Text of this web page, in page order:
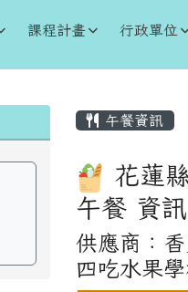
民小學
課程計畫 行政單位
主內容區
午餐資訊
花蓮
午餐 資訊
供應商：
四吃水果